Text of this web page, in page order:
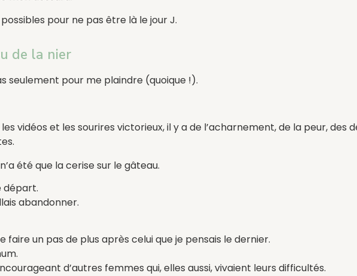
pour ne pas être là le jour J.
de la nier
seulement pour me plaindre (quoique !).
vidéos et les sourires victorieux, il y a de l’acharnement, de la peur, des
été que la cerise sur le gâteau.
départ.
abandonner.
faire un pas de plus après celui que je pensais le dernier.
d’autres femmes qui, elles aussi, vivaient leurs difficultés.